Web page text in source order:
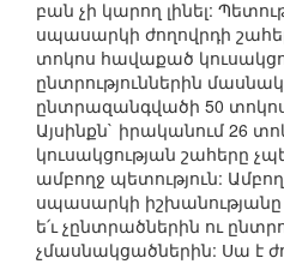
բան չի կարող լինել:
սպասարկի ժողովրդի
տոկոս հավաքած
ընտրություններին
ընտրազանգվածի 50
Այսինքն` իրականում 26
կուսակցության շահերը
ամբողջ պետություն:
սպասարկի իշխանությանը
ե՛ւ չընտրածներին ու
չմասնակցածներին: Սա է